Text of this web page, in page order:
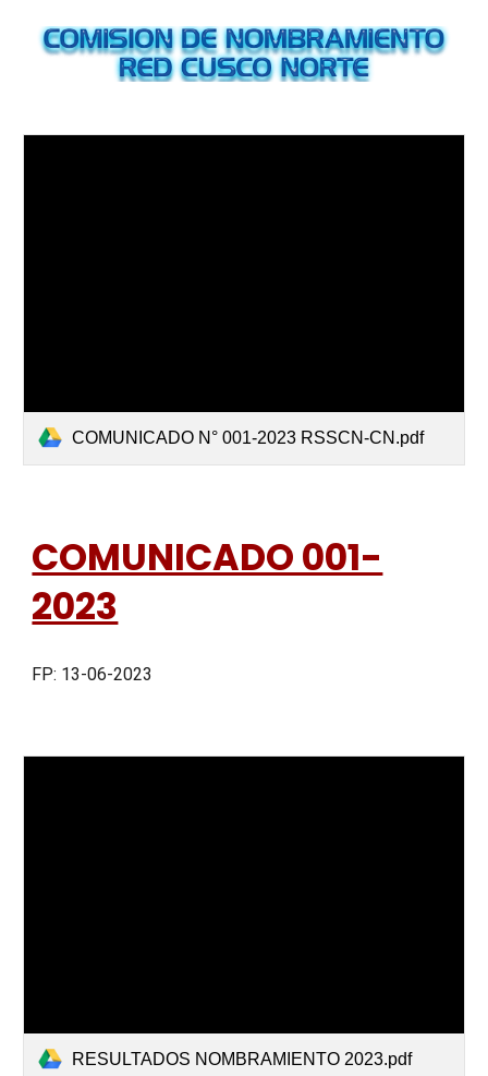
COMUNICADO N° 001-2023 RSSCN-CN.pdf
COMUNICADO 001-
2023
FP: 13-06-2023
RESULTADOS NOMBRAMIENTO 2023.pdf